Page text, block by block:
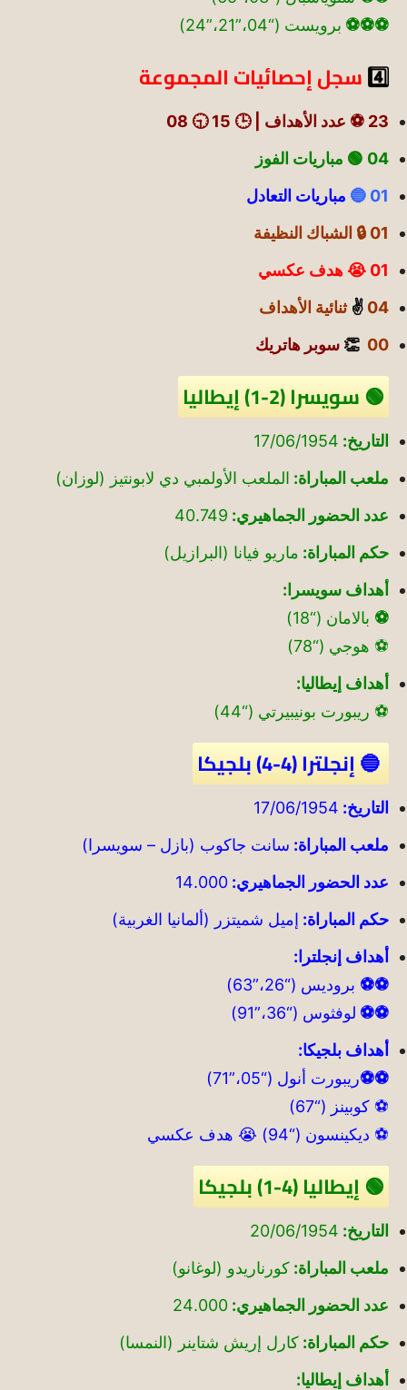
⚽⚽⚽ برويست (“04،”21،”24)
4️⃣سجل إحصائيات المجموعة
23 ⚽ عدد الأهداف | 🕒 15 🕤 08
04 🟢
مباريات الفوز
01 🔵
مباريات التعادل
01 🔒 الشباك النظيفة
01 😭 هدف عكسي
04
✌️ ثنائية الأهداف
00
👏 سوبر هاتريك
🟢 سويسرا (2-1) إيطاليا
التاريخ: 17/06/1954
ملعب المباراة: الملعب الأولمبي دي لابونتيز (لوزان)
عدد الحضور الجماهيري: 40.749
حكم المباراة: ماريو فيانا (البرازيل)
أهداف سويسرا:
⚽ بالامان (“18)
⚽ هوجي (“78)
أهداف إيطاليا:
⚽ ريبورت بونيبيرتي (“44)
🔵 إنجلترا (4-4) بلجيكا
التاريخ: 17/06/1954
ملعب المباراة: سانت جاكوب (بازل – سويسرا)
عدد الحضور الجماهيري: 14.000
حكم المباراة: إميل شميتزر (ألمانيا الغربية)
أهداف إنجلترا:
⚽⚽ بروديس (“26،”63)
⚽⚽ لوفثوس (“36،”91)
أهداف بلجيكا:
⚽⚽ريبورت أنول (“05،”71)
⚽ كوبينز (“67)
⚽ ديكينسون (“94) 😭 هدف عكسي
🟢 إيطاليا (4-1) بلجيكا
التاريخ: 20/06/1954
ملعب المباراة: كورناريدو (لوغانو)
عدد الحضور الجماهيري: 24.000
حكم المباراة: كارل إريش شتاينر (النمسا)
أهداف إيطاليا: